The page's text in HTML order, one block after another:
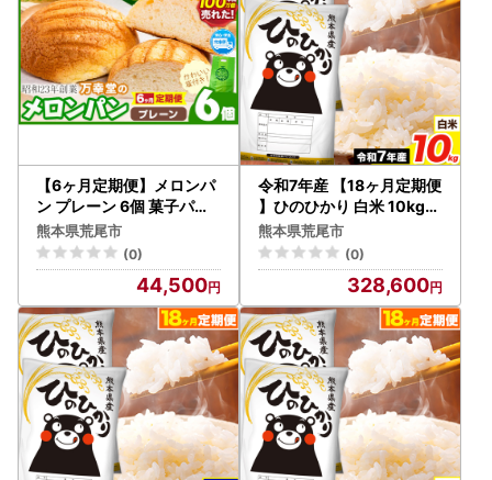
【6ヶ月定期便】メロンパ
ン プレーン 6個 菓子パン
万幸堂 《お申込み翌月か
ら出荷》
熊本県荒尾市
(0)
44,500
令和7年産 【18ヶ月定期便
】ひのひかり 白米 10kg《
お申込み翌月から出荷》
熊本県荒尾市
(0)
328,600